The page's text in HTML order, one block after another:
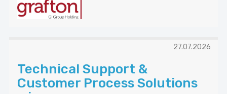
27.07.2026
Technical Support &
Customer Process Solutions